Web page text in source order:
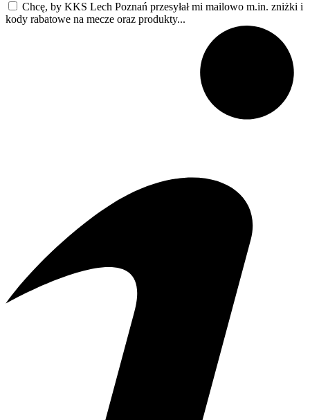
Chcę, by KKS Lech Poznań przesyłał mi mailowo m.in. zniżki i
kody rabatowe na mecze oraz produkty...